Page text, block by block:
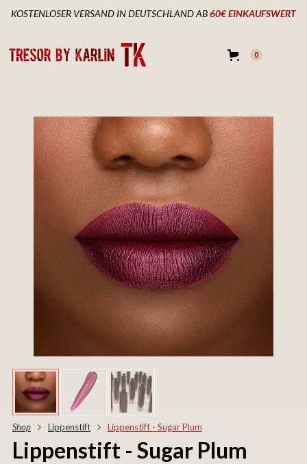
KOSTENLOSER VERSAND IN DEUTSCHLAND AB60€ EINKAUFSWERT
0
Shop Lippenstift Lippenstift - Sugar Plum
Lippenstift - Sugar Plum